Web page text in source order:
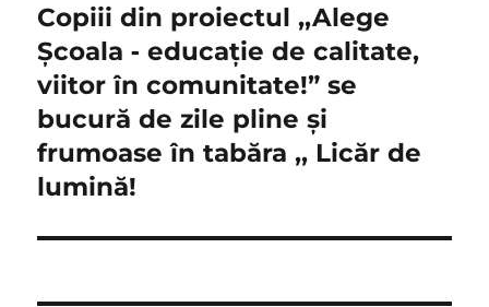
Copiii din proiectul ,,Alege
Școala ‐ educație de calitate,
viitor în comunitate!” se
bucură de zile pline şi
frumoase în tabăra ,, Licăr de
lumină!